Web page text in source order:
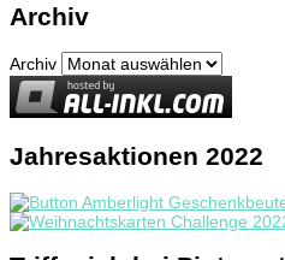
Archiv
Archiv
Jahresaktionen 2022